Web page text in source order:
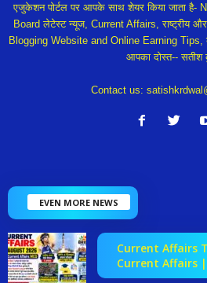
एजुकेशन पोर्टल पर आपके साथ शेयर किया जाता
Board लेटेस्ट न्यूज, Current Affairs, राष्ट्रीय और
Blogging Website and Online Earning Tips,
आपका दोस्त-- सतीश
Contact us:
EVEN MORE NEWS
Current Affairs
Current Affairs